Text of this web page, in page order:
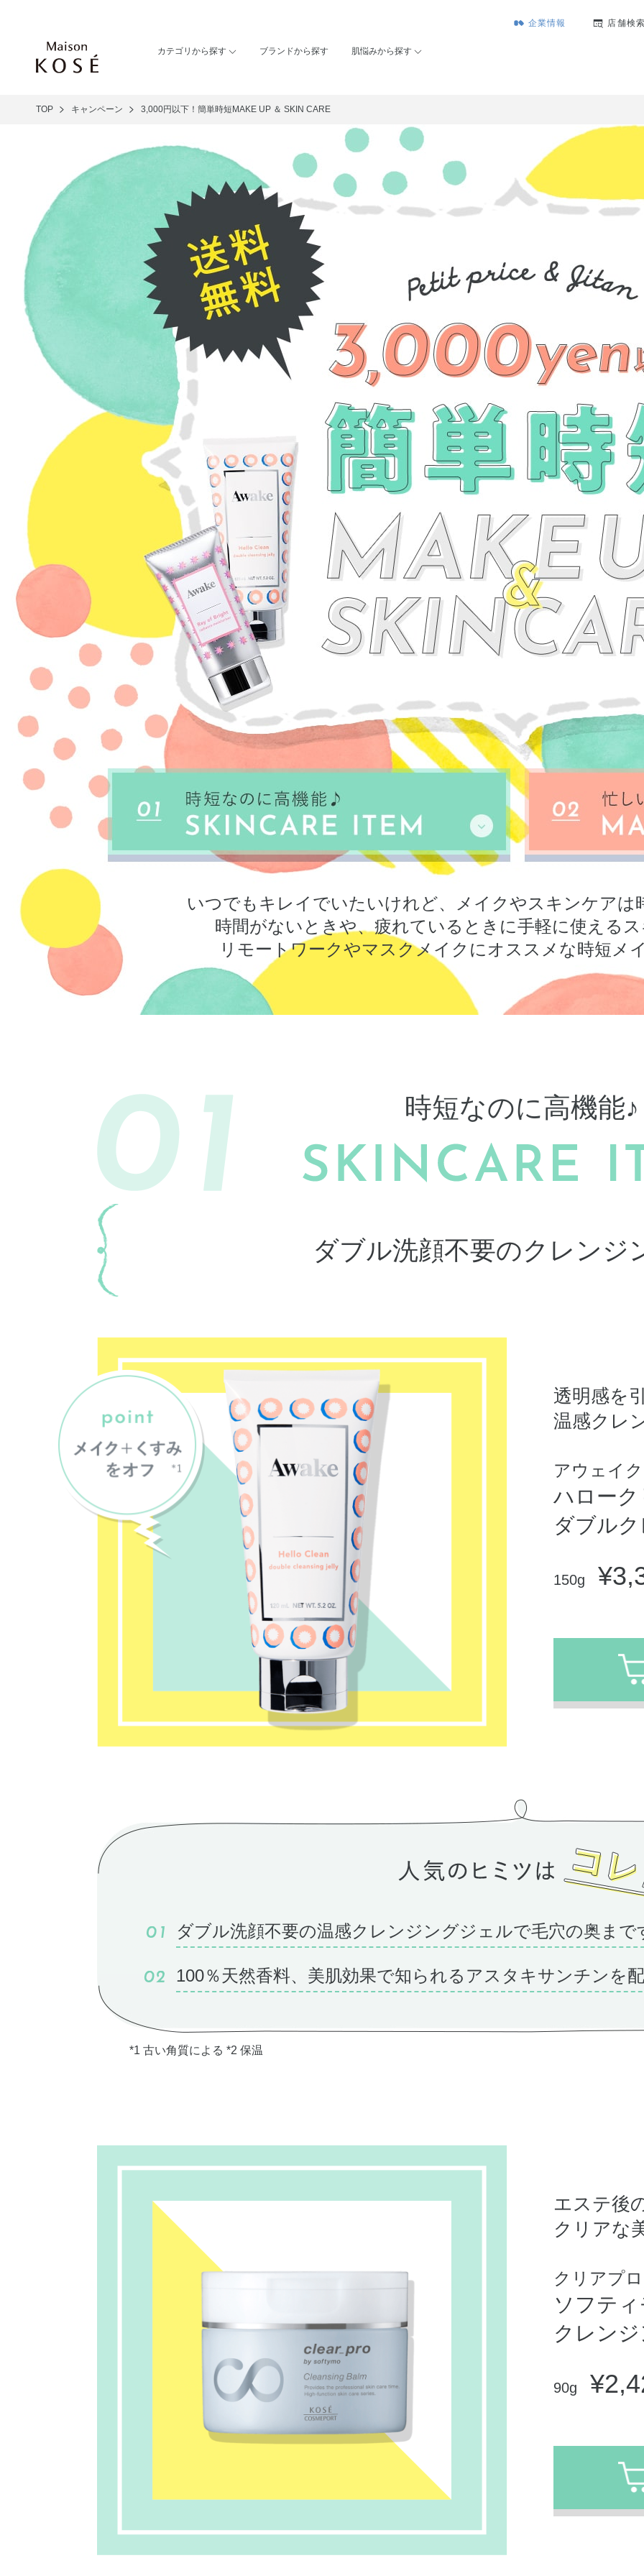
企業情報 店舗検
カテゴリから探す ブランドから探す 肌悩みから探す
TOP キャンペーン 3,000円以下！簡単時短MAKE UP ＆ SKIN CARE
いつでもキレイでいたいけれど、
メイクやスキンケアは
時間がないときや、疲れているときに手軽に使える
リモートワークやマスクメイクにオススメな時短メ
時短なのに高機能♪
ダブル洗顔不要のクレンジ
透明感を
温感クレ
アウェイク
ハロー
ダブル
150g
ダブル洗顔不要の温感クレンジングジェルで毛穴の奥ま
100％天然香料、美肌効果で知られるアスタキサンチンを
*1 古い角質による *2 保温
エステ後
クリアな
クリアプロ
ソフテ
クレン
90g